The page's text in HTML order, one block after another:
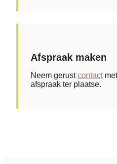
Afspraak maken​
Neem gerustcontact
afspraak ter plaatse.